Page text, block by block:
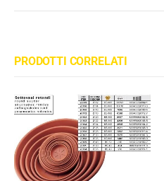
PRODOTTI CORRELATI